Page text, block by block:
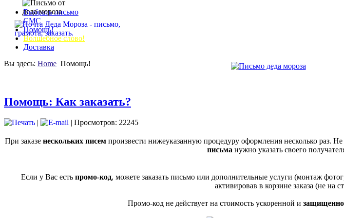
Выбрать письмо
СМС
Помощь!
Волшебное слово!
Доставка
Вы здесь: Home Помощь!
Помощь: Как заказать?
| | Просмотров: 22245
При заказе нескольких писем произвести нижеуказанную процедуру оформления несколько раз.
письма нужно указать своего
Если у Вас есть промо-код, можете заказать письмо или дополнительные услуги (монтаж
активировав в корзине заказа (не на
Промо-код не действует на стоимость ускоренной и